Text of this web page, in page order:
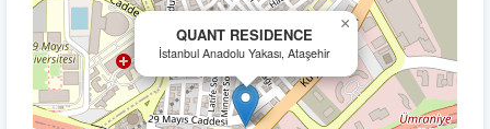
QUANT RESIDENCE
İstanbul Anadolu Yakası, Ataşehir
×